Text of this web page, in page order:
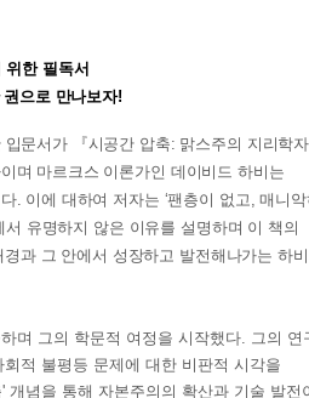
한 필독서
으로 만나보자!
문서가 『시공간 압축: 맑스주의 지리학자
며 마르크스 이론가인 데이비드 하비는
이에 대하여 저자는 ‘팬층이 없고, 매니악
서 유명하지 않은 이유를 설명하며 이 책의
과 그 안에서 성장하고 발전해나가는 하
며 그의 학문적 여정을 시작했다. 그의 연
적 불평등 문제에 대한 비판적 시각을
념을 통해 자본주의의 확산과 기술 발전